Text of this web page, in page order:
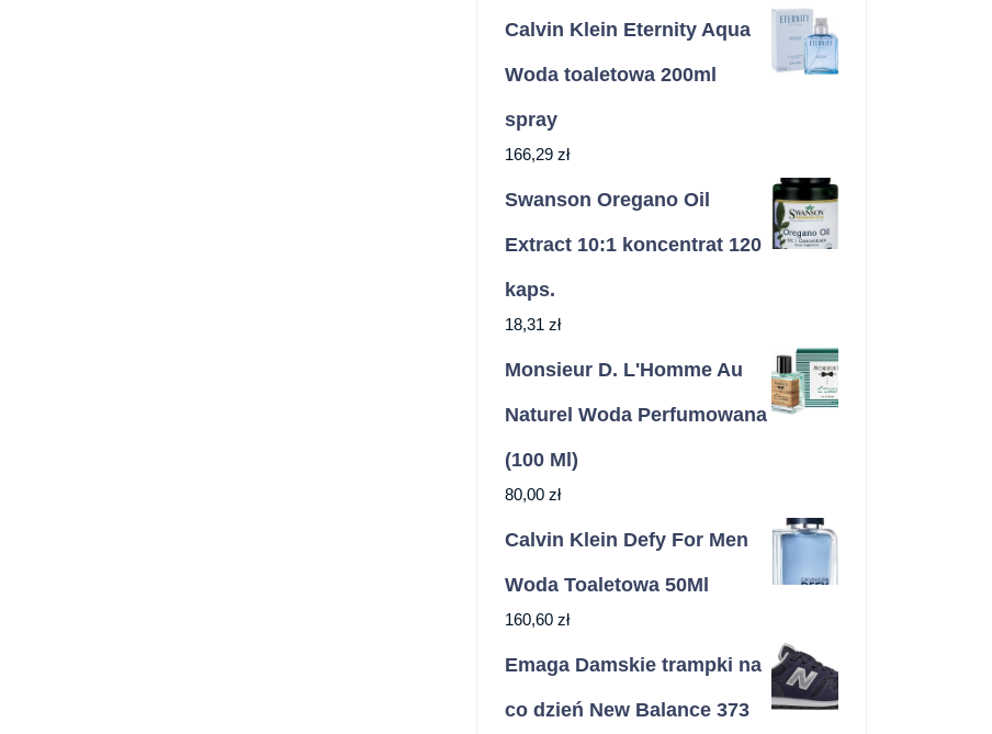
Calvin Klein Eternity Aqua
Woda toaletowa 200ml
spray
166,29 zł
Swanson Oregano Oil
Extract 10:1 koncentrat 120
kaps.
18,31 zł
Monsieur D. L'Homme Au
Naturel Woda Perfumowana
(100 Ml)
80,00 zł
Calvin Klein Defy For Men
Woda Toaletowa 50Ml
160,60 zł
Emaga Damskie trampki na
co dzień New Balance 373